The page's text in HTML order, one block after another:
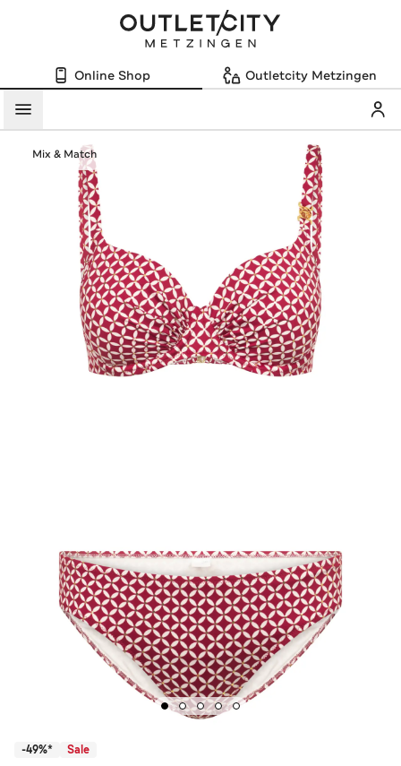
Online Shop Outletcity Metzingen
Menü
Mix & Match
-49%* Sale